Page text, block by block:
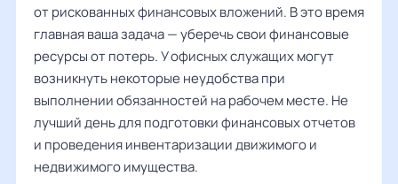
от рискованных финансовых вложений. В это время
главная ваша задача — уберечь свои финансовые
ресурсы от потерь. У офисных служащих могут
возникнуть некоторые неудобства при
выполнении обязанностей на рабочем месте. Не
лучший день для подготовки финансовых отчетов
и проведения инвентаризации движимого и
недвижимого имущества.